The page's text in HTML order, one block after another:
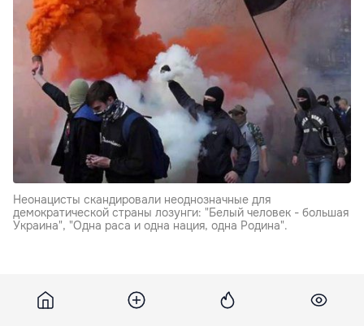
Неонацисты скандировали неоднозначные для
демократической страны лозунги: "Белый человек - большая
Украина", "Одна раса и одна нация, одна Родина".
центральным улицам Одессы от памятника Тарасу